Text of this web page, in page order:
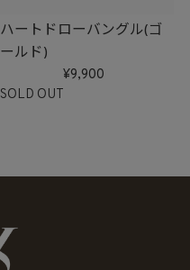
ハートドローバングル(ゴ
ールド)
9,900
SOLD OUT